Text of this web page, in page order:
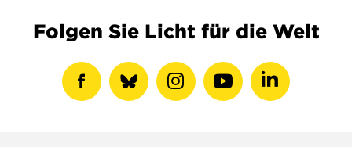
Folgen Sie Licht für die Welt
Facebook-
show
Instagram-Youtube-LinkedIN-